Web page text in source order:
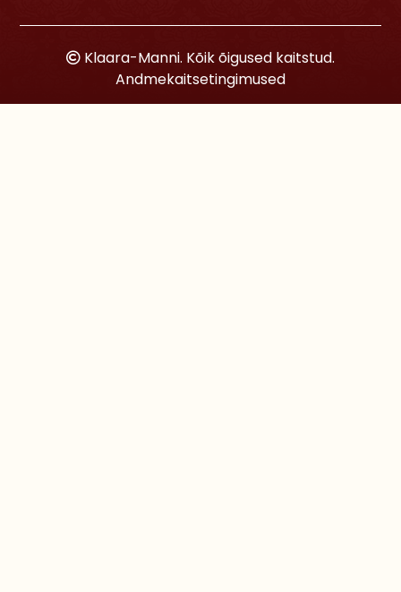
Klaara-Manni. Kõik õigused kaitstud.
Andmekaitsetingimused